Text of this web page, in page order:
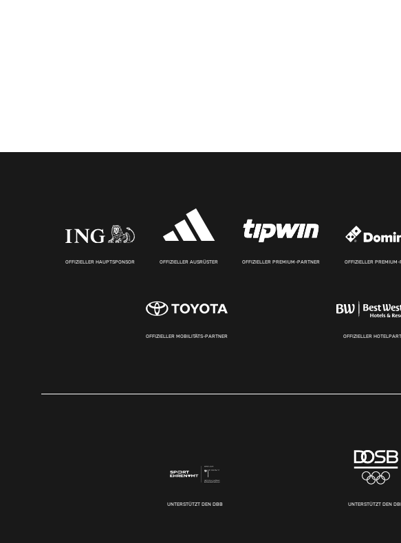
OFFIZIELLER HAUPTSPONSOR OFFIZIELLER AUSRÜSTER OFFIZIELLER PREMIUM-PARTNER OFFIZIELLER PREMIUM-
OFFIZIELLER MOBILITÄTS-PARTNER OFFIZIELLER
UNTERSTÜTZT DEN DBB UNTERSTÜTZT DEN